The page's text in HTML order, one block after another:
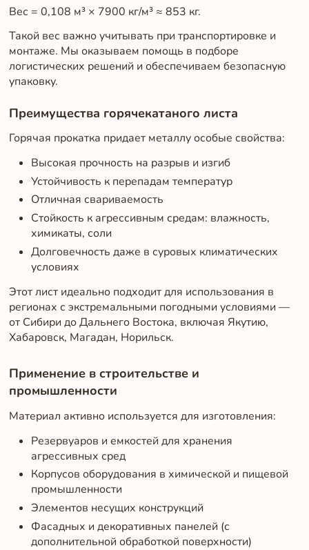
Вес = 0,108 м³ × 7900 кг/м³ ≈ 853 кг.
Такой вес важно учитывать при транспортировке и
монтаже. Мы оказываем помощь в подборе
логистических решений и обеспечиваем безопасную
упаковку.
Преимущества горячекатаного листа
Горячая прокатка придает металлу особые свойства:
Высокая прочность на разрыв и изгиб
Устойчивость к перепадам температур
Отличная свариваемость
Стойкость к агрессивным средам: влажность,
химикаты, соли
Долговечность даже в суровых климатических
условиях
Этот лист идеально подходит для использования в
регионах с экстремальными погодными условиями —
от Сибири до Дальнего Востока, включая Якутию,
Хабаровск, Магадан, Норильск.
Применение в строительстве и
промышленности
Материал активно используется для изготовления:
Резервуаров и емкостей для хранения
агрессивных сред
Корпусов оборудования в химической и пищевой
промышленности
Элементов несущих конструкций
Фасадных и декоративных панелей (с
дополнительной обработкой поверхности)